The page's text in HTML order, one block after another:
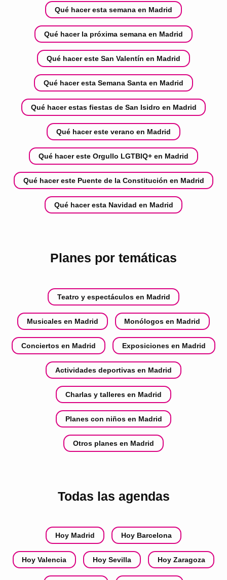
Qué hacer esta semana en Madrid
Qué hacer la próxima semana en Madrid
Qué hacer este San Valentín en Madrid
Qué hacer esta Semana Santa en Madrid
Qué hacer estas fiestas de San Isidro en Madrid
Qué hacer este verano en Madrid
Qué hacer este Orgullo LGTBIQ+ en Madrid
Qué hacer este Puente de la Constitución en Madrid
Qué hacer esta Navidad en Madrid
Planes por temáticas
Teatro y espectáculos en Madrid
Musicales en Madrid Monólogos en Madrid
Conciertos en Madrid Exposiciones en Madrid
Actividades deportivas en Madrid
Charlas y talleres en Madrid
Planes con niños en Madrid
Otros planes en Madrid
Todas las agendas
Hoy Madrid Hoy Barcelona
Hoy Valencia Hoy Sevilla Hoy Zaragoza